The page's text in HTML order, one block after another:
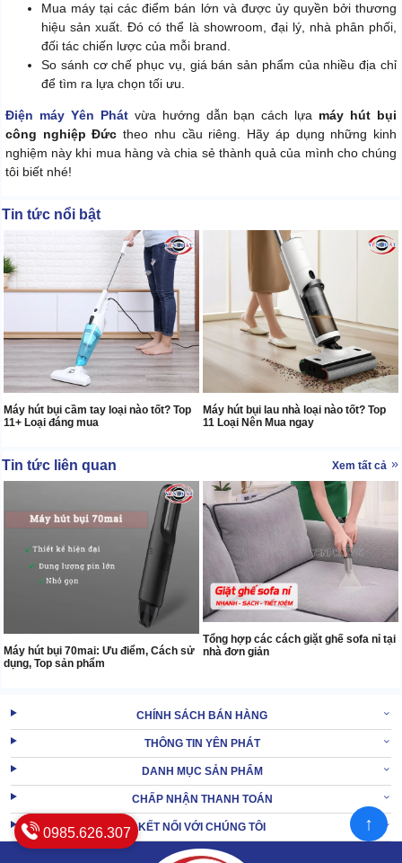
Mua máy tại các điểm bán lớn và được ủy quyền bởi thương
hiệu sản xuất. Đó có thể là showroom, đại lý, nhà phân phối,
đối tác chiến lược của mỗi brand.
So sánh cơ chế phục vụ, giá bán sản phẩm của nhiều địa chỉ
để tìm ra lựa chọn tối ưu.
Điện máy Yên Phátvừa hướng dẫn bạn cách lựa máy hút bụi
công nghiệp Đứctheo nhu cầu riêng. Hãy áp dụng những kinh
nghiệm này khi mua hàng và chia sẻ thành quả của mình cho chúng
tôi biết nhé!
Tin tức nổi bật
Máy hút bụi cầm tay loại nào tốt? Top
11+ Loại đáng mua
Máy hút bụi lau nhà loại nào tốt? Top
11 Loại Nên Mua ngay
Tin tức liên quan Xem tất cả
Máy hút bụi 70mai: Ưu điểm, Cách sử
dụng, Top sản phẩm
Tổng hợp các cách giặt ghế sofa nỉ tại
nhà đơn giản
CHÍNH SÁCH BÁN HÀNG
THÔNG TIN YÊN PHÁT
DANH MỤC SẢN PHẨM
CHẤP NHẬN THANH TOÁN
KẾT NỐI VỚI CHÚNG TÔI
0985.626.307 ↑